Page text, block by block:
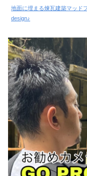
地面に埋まる煉瓦建築マッド
design♪